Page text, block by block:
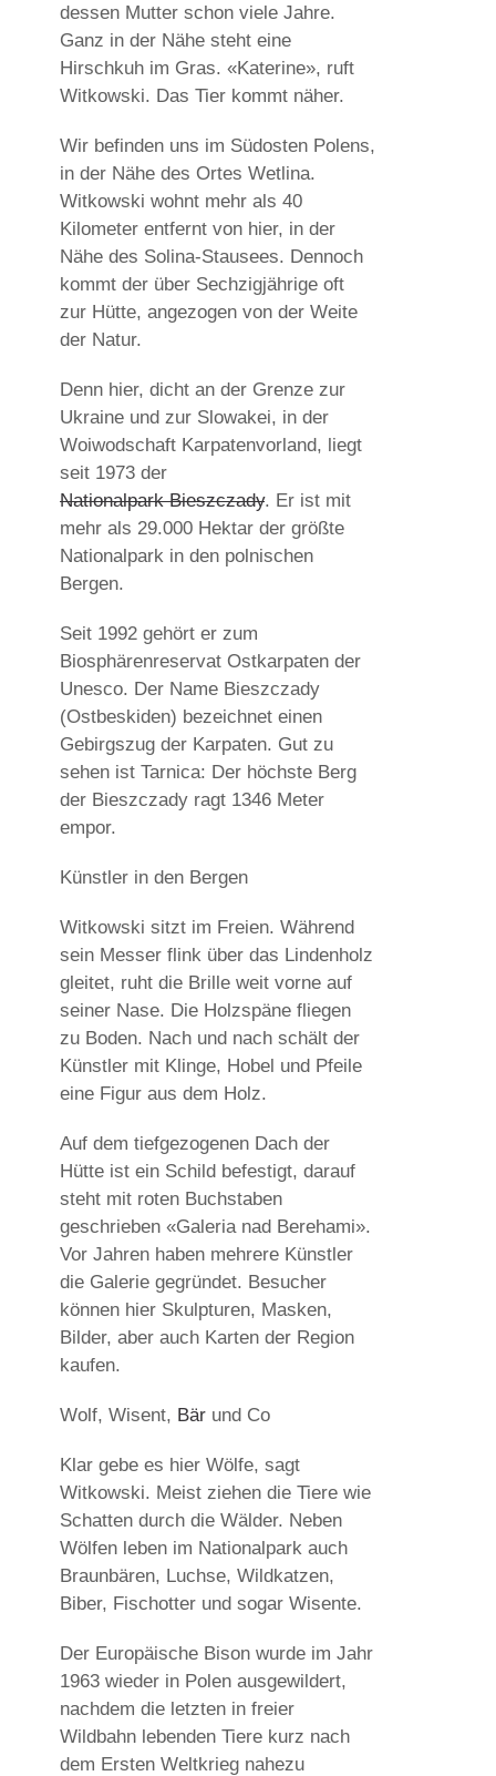
dessen Mutter schon viele Jahre.
Ganz in der Nähe steht eine
Hirschkuh im Gras. «Katerine», ruft
Witkowski. Das Tier kommt näher.
Wir befinden uns im Südosten Polens,
in der Nähe des Ortes Wetlina.
Witkowski wohnt mehr als 40
Kilometer entfernt von hier, in der
Nähe des Solina-Stausees. Dennoch
kommt der über Sechzigjährige oft
zur Hütte, angezogen von der Weite
der Natur.
Denn hier, dicht an der Grenze zur
Ukraine und zur Slowakei, in der
Woiwodschaft Karpatenvorland, liegt
seit 1973 der
Nationalpark Bieszczady. Er ist mit
mehr als 29.000 Hektar der größte
Nationalpark in den polnischen
Bergen.
Seit 1992 gehört er zum
Biosphärenreservat Ostkarpaten der
Unesco. Der Name Bieszczady
(Ostbeskiden) bezeichnet einen
Gebirgszug der Karpaten. Gut zu
sehen ist Tarnica: Der höchste Berg
der Bieszczady ragt 1346 Meter
empor.
Künstler in den Bergen
Witkowski sitzt im Freien. Während
sein Messer flink über das Lindenholz
gleitet, ruht die Brille weit vorne auf
seiner Nase. Die Holzspäne fliegen
zu Boden. Nach und nach schält der
Künstler mit Klinge, Hobel und Pfeile
eine Figur aus dem Holz.
Auf dem tiefgezogenen Dach der
Hütte ist ein Schild befestigt, darauf
steht mit roten Buchstaben
geschrieben «Galeria nad Berehami».
Vor Jahren haben mehrere Künstler
die Galerie gegründet. Besucher
können hier Skulpturen, Masken,
Bilder, aber auch Karten der Region
kaufen.
Wolf, Wisent, Bär und Co
Klar gebe es hier Wölfe, sagt
Witkowski. Meist ziehen die Tiere wie
Schatten durch die Wälder. Neben
Wölfen leben im Nationalpark auch
Braunbären, Luchse, Wildkatzen,
Biber, Fischotter und sogar Wisente.
Der Europäische Bison wurde im Jahr
1963 wieder in Polen ausgewildert,
nachdem die letzten in freier
Wildbahn lebenden Tiere kurz nach
dem Ersten Weltkrieg nahezu